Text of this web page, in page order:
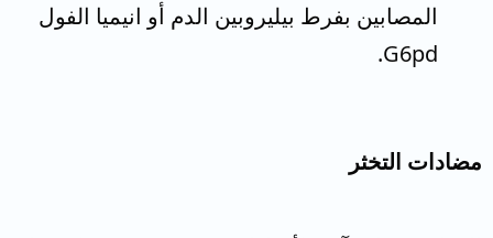
المصابين بفرط بيليروبين الدم أو انيميا الفول
G6pd.
مضادات التخثر​